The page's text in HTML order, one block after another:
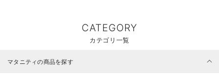
CATEGORY
カテゴリ一覧
マタニティの商品を探す